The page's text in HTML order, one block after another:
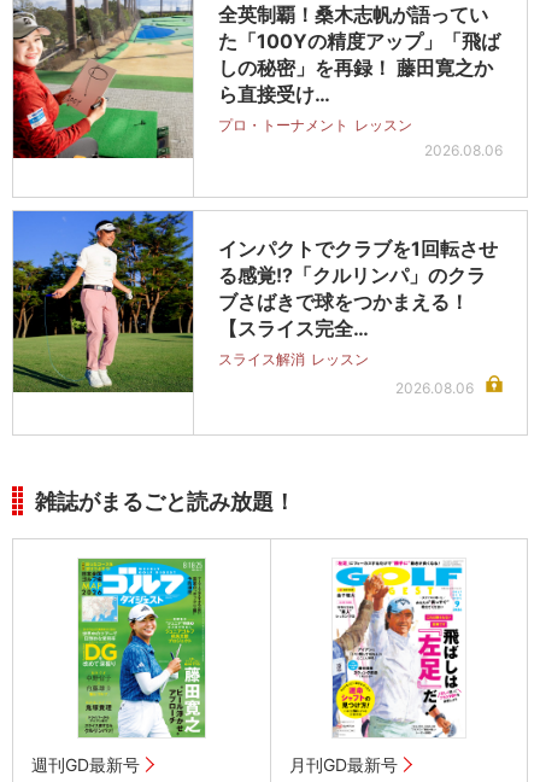
全英制覇！桑木志帆が語ってい
た「100Yの精度アップ」「飛ば
しの秘密」を再録！ 藤田寛之か
ら直接受け…
プロ・トーナメント レッスン
2026.08.06
インパクトでクラブを1回転させ
る感覚!?「クルリンパ」のクラ
ブさばきで球をつかまえる！
【スライス完全…
スライス解消 レッスン
2026.08.06
雑誌がまるごと読み放題！
週刊GD最新号 月刊GD最新号